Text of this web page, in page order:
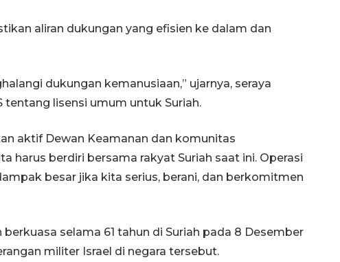
aliran dukungan yang efisien ke dalam dan
dukungan kemanusiaan,” ujarnya, seraya
lisensi umum untuk Suriah.
aktif Dewan Keamanan dan komunitas
harus berdiri bersama rakyat Suriah saat ini. Operasi
besar jika kita serius, berani, dan berkomitmen
selama 61 tahun di Suriah pada 8 Desember
militer Israel di negara tersebut.